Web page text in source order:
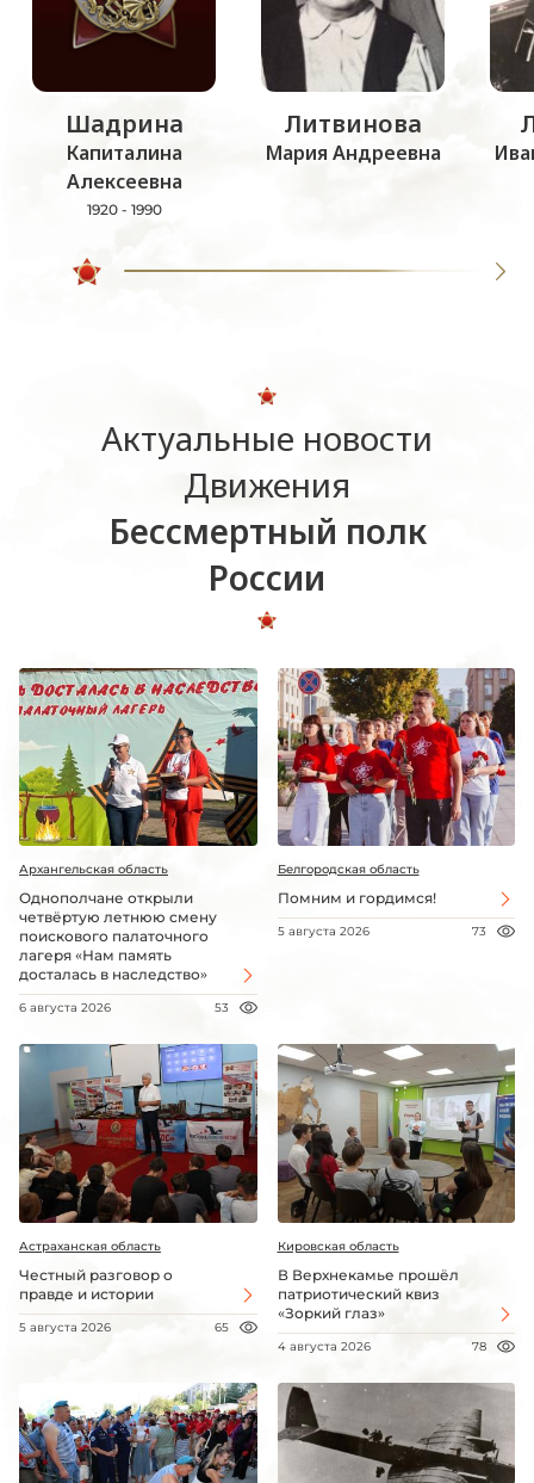
Шадрина
Капиталина
Алексеевна
1920 - 1990
Литвинова
Мария Андреевна
Актуальные новости
Движения
Бессмертный полк
России
Архангельская область
Однополчане открыли
четвёртую летнюю смену
поискового палаточного
лагеря «Нам память
досталась в наследство»
6 августа 2026 53
Белгородская область
Помним и гордимся!
5 августа 2026 73
Астраханская область
Честный разговор о
правде и истории
5 августа 2026 65
Кировская область
В Верхнекамье прошёл
патриотический квиз
«Зоркий глаз»
4 августа 2026 78